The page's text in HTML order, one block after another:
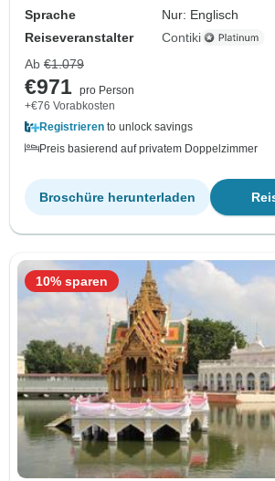
Sprache
Nur: Englisch
Reiseveranstalter
Contiki
Ab €1.079
€971 pro Person
+€76 Vorabkosten
Registrieren to unlock savings
Preis basierend auf privatem Doppelzimmer
Broschüre herunterladen
10% sparen